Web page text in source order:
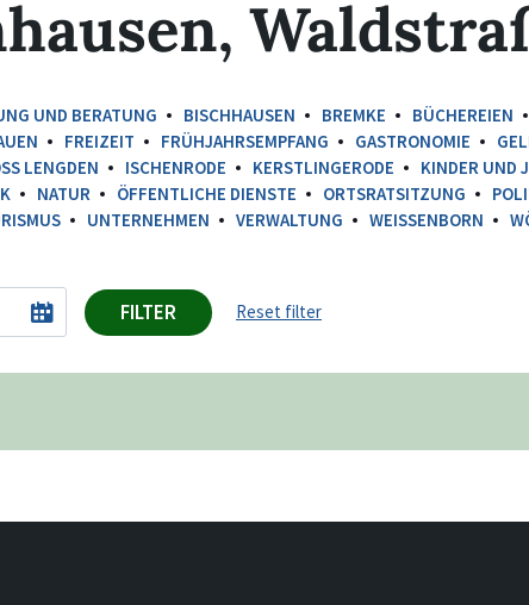
UND BERATUNG BISCHHAUSEN BREMKE BÜCHEREIEN
FREIZEIT FRÜHJAHRSEMPFANG GASTRONOMIE
LENGDEN ISCHENRODE KERSTLINGERODE KINDER UND
NATUR ÖFFENTLICHE DIENSTE ORTSRATSITZUNG
UNTERNEHMEN VERWALTUNG WEISSENBORN
FILTER Reset filter